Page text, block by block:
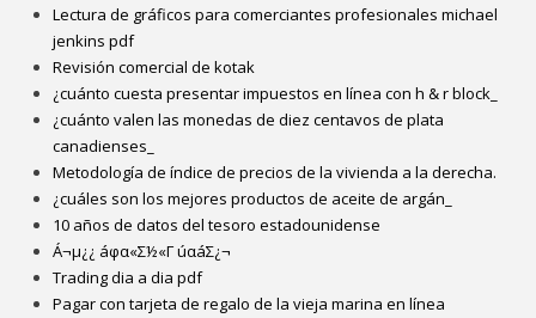
Lectura de gráficos para comerciantes profesionales michael
jenkins pdf
Revisión comercial de kotak
¿cuánto cuesta presentar impuestos en línea con h & r block_
¿cuánto valen las monedas de diez centavos de plata
canadienses_
Metodología de índice de precios de la vivienda a la derecha.
¿cuáles son los mejores productos de aceite de argán_
10 años de datos del tesoro estadounidense
Á¬µ¿¿ áφα«Σ½«Γ úαáΣ¿¬
Trading dia a dia pdf
Pagar con tarjeta de regalo de la vieja marina en línea